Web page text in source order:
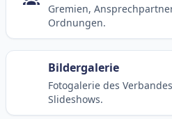
Gremien,
Ordnungen.
Bildergalerie
Fotogalerie des
Slideshows.